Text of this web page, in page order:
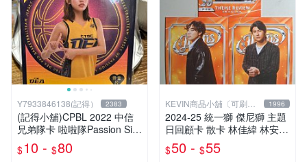
Y7933846138(記得） 2383
(記得小舖)CPBL 2022 中信
兄弟隊卡 啦啦隊Passion Sist
ers 中信特工應援卡 貴貴短今
峮峮晴兒李湲妮可盈瑩林可波
$10 - $80
KEVIN商品小舖〔可刷
卡〕
1996
2024-25 統一獅 傑尼獅 主題
日回顧卡 散卡 林佳緯 林安可
陳傑憲 TR23-TR27 2026
$50 - $55